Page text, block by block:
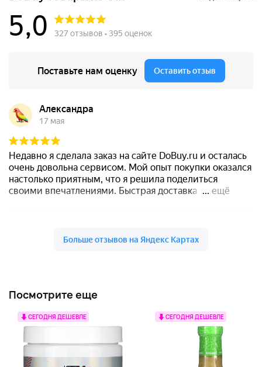
Посмотрите еще
СЕГОДНЯ ДЕШЕВЛЕ СЕГОДНЯ ДЕШЕВЛЕ